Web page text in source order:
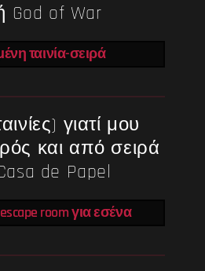
God of War
ταινία-σειρά
γιατί μου
και από σειρά
de Papel
room για εσένα